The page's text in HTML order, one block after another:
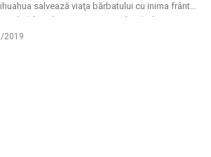
salvează viaţa bărbatului cu inima frântă
în salvarea a peste 40 de căţeluşi
2019